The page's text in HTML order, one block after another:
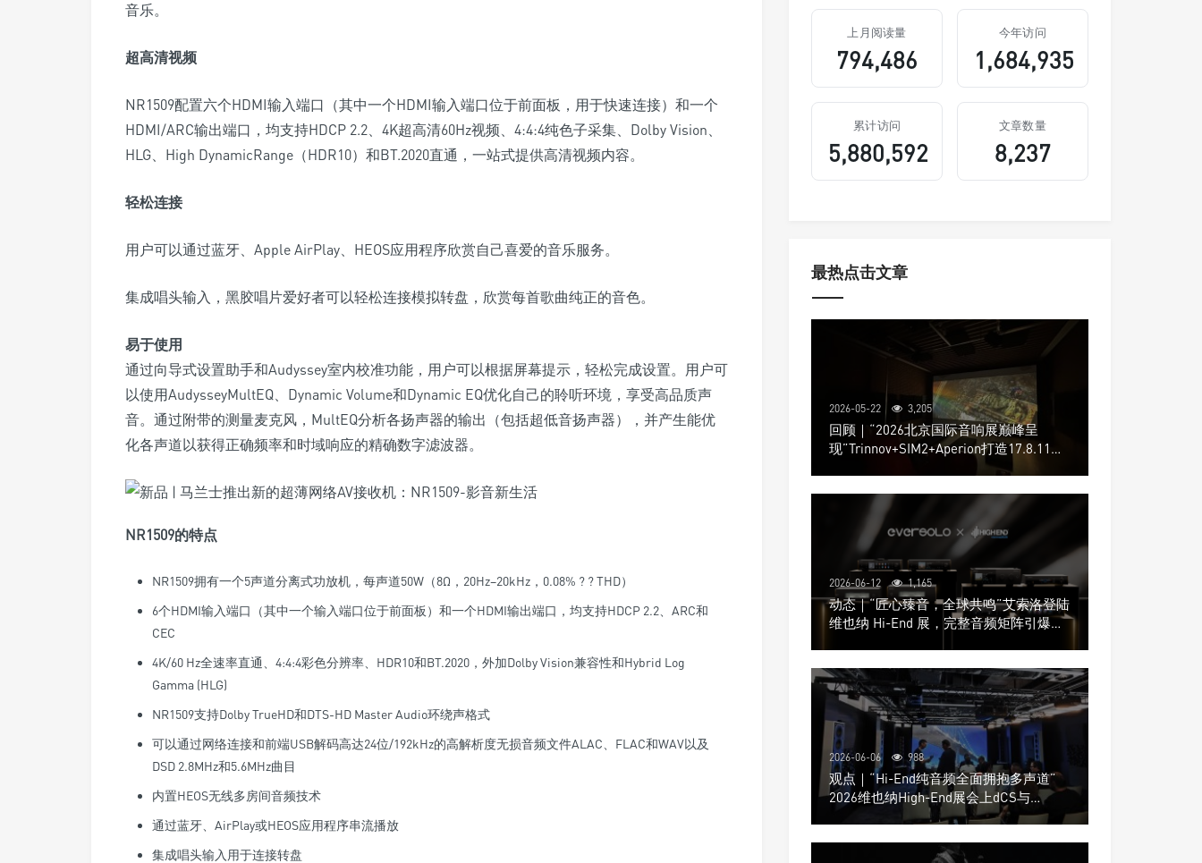
音乐。
超高清视频
NR1509配置六个HDMI输入端口（其中一个HDMI输入端口位于前面板，用于快速连接）和一个
HDMI/ARC输出端口，均支持HDCP 2.2、4K超高清60Hz视频、4:4:4纯色子采集、Dolby Vision、
HLG、High DynamicRange（HDR10）和BT.2020直通，一站式提供高清视频内容。
轻松连接
用户可以通过蓝牙、Apple AirPlay、HEOS应用程序欣赏自己喜爱的音乐服务。
集成唱头输入，黑胶唱片爱好者可以轻松连接模拟转盘，欣赏每首歌曲纯正的音色。
易于使用
通过向导式设置助手和Audyssey室内校准功能，用户可以根据屏幕提示，轻松完成设置。用户可
以使用AudysseyMultEQ、Dynamic Volume和Dynamic EQ优化自己的聆听环境，享受高品质声
音。通过附带的测量麦克风，MultEQ分析各扬声器的输出（包括超低音扬声器），并产生能优
化各声道以获得正确频率和时域响应的精确数字滤波器。
NR1509的特点
NR1509拥有一个5声道分离式功放机，每声道50W（8Ω，20Hz–20kHz，0.08% ? ? THD）
6个HDMI输入端口（其中一个输入端口位于前面板）和一个HDMI输出端口，均支持HDCP 2.2、ARC和
CEC
4K/60 Hz全速率直通、4:4:4彩色分辨率、HDR10和BT.2020，外加Dolby Vision兼容性和Hybrid Log
Gamma (HLG)
NR1509支持Dolby TrueHD和DTS-HD Master Audio环绕声格式
可以通过网络连接和前端USB解码高达24位/192kHz的高解析度无损音频文件ALAC、FLAC和WAV以及
DSD 2.8MHz和5.6MHz曲目
内置HEOS无线多房间音频技术
通过蓝牙、AirPlay或HEOS应用程序串流播放
集成唱头输入用于连接转盘
上月阅读量
794,486
今年访问
1,684,935
累计访问
5,880,592
文章数量
8,237
最热点击文章
2026-05-22 3,205
回顾｜“2026北京国际音响展巅峰呈
现”Trinnov+SIM2+Aperion打造17.8.11声
2026-06-12 1,165
动态｜“匠心臻音，全球共鸣”艾索洛登陆
维也纳 Hi-End 展，完整音频矩阵引爆关
2026-06-06 988
观点｜“Hi-End纯音频全面拥抱多声道”
2026维也纳High-End展会上dCS与
Trinnov Audio搭建多声道演示系统